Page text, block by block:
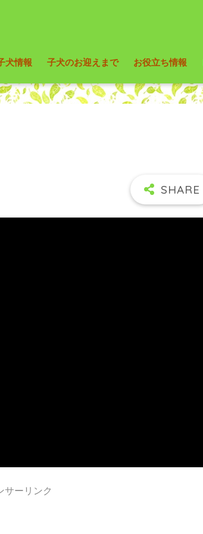
犬情報 子犬のお迎えまで お役立ち情報
サーリンク